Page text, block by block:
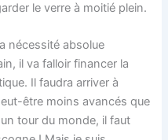
le verre à moitié plein.
nécessité absolue
il va falloir financer la
Il faudra arriver à
être moins avancés que
tour du monde, il faut